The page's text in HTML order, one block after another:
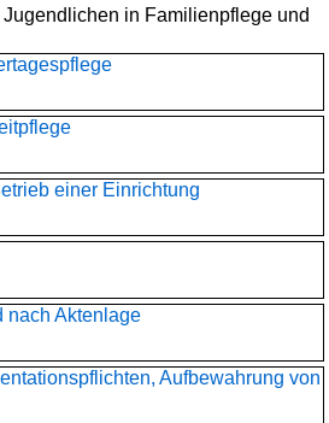
in Familienpflege und
einer Einrichtung
nach Aktenlage
Aufbewahrung von